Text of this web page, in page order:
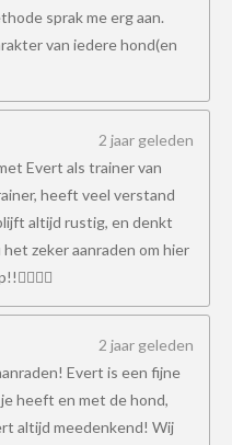
sprak me erg aan.
van iedere hond(en
2 jaar geleden
Evert als trainer van
heeft veel verstand
altijd rustig, en denkt
zeker aanraden om hier
2 jaar geleden
Evert is een fijne
heeft en met de hond,
altijd meedenkend! Wij